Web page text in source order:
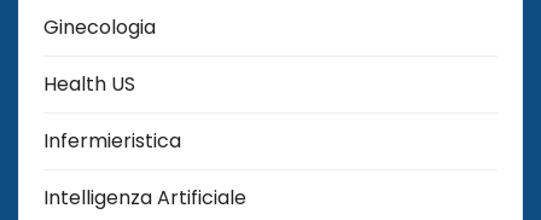
Ginecologia
Health US
Infermieristica
Intelligenza Artificiale